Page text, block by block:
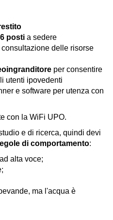
posti a sedere
consultazione delle risorse
per consentire
utenti ipovedenti
e software per utenza con
con la WiFi UPO.
e di ricerca, quindi devi
di comportamento:
alta voce;
ma l'acqua è